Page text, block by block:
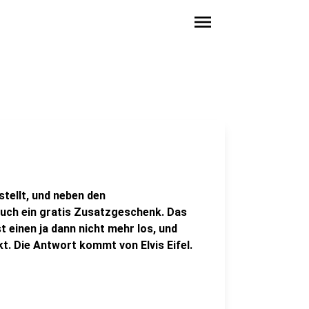
menu
und neben den
ein gratis Zusatzgeschenk. Das
einen ja dann nicht mehr los, und
Die Antwort kommt von Elvis Eifel.